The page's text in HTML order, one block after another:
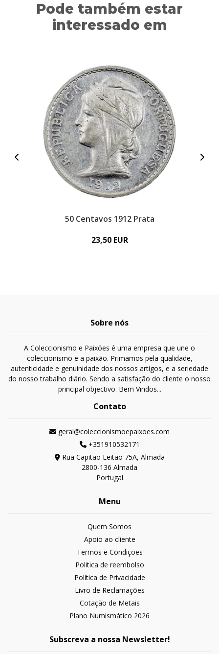
Pode também estar
interessado em
50 Centavos 1912 Prata
23,50 EUR
Sobre nós
A Coleccionismo e Paixões é uma empresa que une o
coleccionismo e a paixão. Primamos pela qualidade,
autenticidade e genuinidade dos nossos artigos, e a seriedade
do nosso trabalho diário. Sendo a satisfação do cliente o nosso
principal objectivo. Bem Vindos...
Contato
geral@coleccionismoepaixoes.com
+351910532171
Rua Capitão Leitão 75A, Almada
2800-136 Almada
Portugal
Menu
Quem Somos
Apoio ao cliente
Termos e Condições
Politica de reembolso
Política de Privacidade
Livro de Reclamações
Cotação de Metais
Plano Numismático 2026
Subscreva a nossa Newsletter!